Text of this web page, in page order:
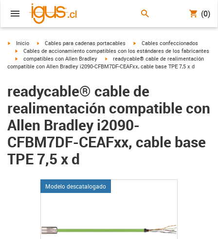
(0)
igus-icon-arrow-right
Inicio igus-icon-arrow-right
Cables para cadenas portacables igus-icon-arrow-right
Cables confeccionados
igus-icon-arrow-right
Cables de accionamiento compatibles con los estándares de los fabricantes
igus-icon-arrow-right
compatibles con Allen Bradley igus-icon-arrow-right
readycable® cable de realimentación
compatible con Allen Bradley i2090-CFBM7DF-CEAFxx, cable base TPE 7,5 x d
readycable® cable de
realimentación compatible con
Allen Bradley i2090-
CFBM7DF-CEAFxx, cable base
TPE 7,5 x d
Modelo descatalogado